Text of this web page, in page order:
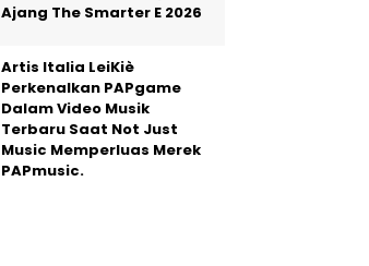
Ajang The Smarter E 2026
Artis Italia LeiKiè
Perkenalkan PAPgame
Dalam Video Musik
Terbaru Saat Not Just
Music Memperluas Merek
PAPmusic.